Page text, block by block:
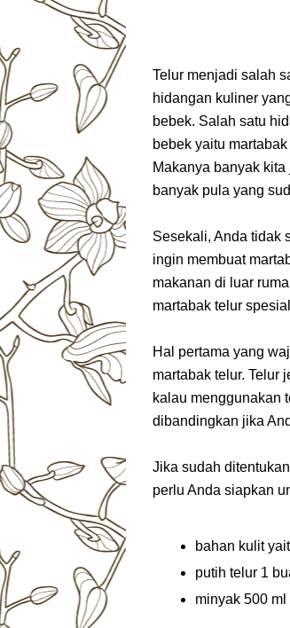
Telur menjadi salah
hidangan kuliner
bebek. Salah satu
bebek yaitu
Makanya banyak
banyak pula yang
Sesekali, Anda tidak
ingin membuat
makanan di luar
martabak telur
Hal pertama yang
martabak telur. Telur
kalau menggunakan
dibandingkan jika
Jika sudah
perlu Anda siapkan
bahan kulit
putih telur 1
minyak 500